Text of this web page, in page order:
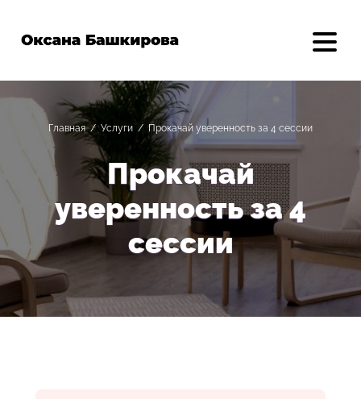
Главная/Услуги /Прокачай уверенность за 4 сессии
Прокачай
уверенность за 4
сессии